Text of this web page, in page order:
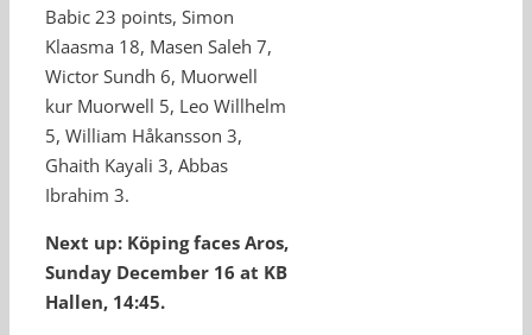
Babic 23 points, Simon
Klaasma 18, Masen Saleh 7,
Wictor Sundh 6, Muorwell
kur Muorwell 5, Leo Willhelm
5, William Håkansson 3,
Ghaith Kayali 3, Abbas
Ibrahim 3.
Next up: Köping faces Aros,
Sunday December 16 at KB
Hallen, 14:45.